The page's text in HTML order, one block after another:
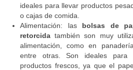
ideales para llevar productos
o cajas de comida.
Alimentación: las bolsas de
retorcida también son muy
alimentación, como en
entre otras. Son ideales para
productos frescos, ya que el